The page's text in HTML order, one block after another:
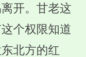
开。甘老这
个权限知道
北方的红